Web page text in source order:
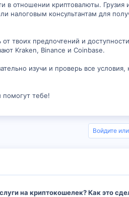
в отношении криптовалюты.
налоговым консультантам для
твоих предпочтений и
Kraken, Binance и Coinbase.
изучи и проверь все условия,
помогут тебе!
Войдите
на криптокошелек? Как это